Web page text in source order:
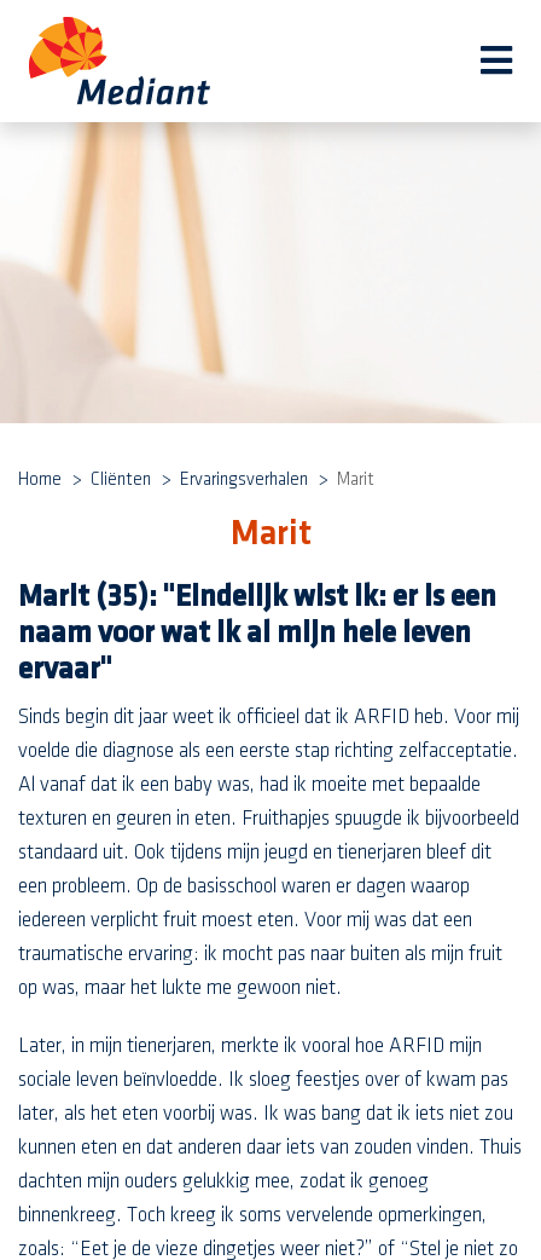
Home Cliënten Ervaringsverhalen Marit
Marit
Marit (35): "Eindelijk wist ik: er is een
naam voor wat ik al mijn hele leven
ervaar"
Sinds begin dit jaar weet ik officieel dat ik ARFID heb. Voor mij
voelde die diagnose als een eerste stap richting zelfacceptatie.
Al vanaf dat ik een baby was, had ik moeite met bepaalde
texturen en geuren in eten. Fruithapjes spuugde ik bijvoorbeeld
standaard uit. Ook tijdens mijn jeugd en tienerjaren bleef dit
een probleem. Op de basisschool waren er dagen waarop
iedereen verplicht fruit moest eten. Voor mij was dat een
traumatische ervaring: ik mocht pas naar buiten als mijn fruit
op was, maar het lukte me gewoon niet.
Later, in mijn tienerjaren, merkte ik vooral hoe ARFID mijn
sociale leven beïnvloedde. Ik sloeg feestjes over of kwam pas
later, als het eten voorbij was. Ik was bang dat ik iets niet zou
kunnen eten en dat anderen daar iets van zouden vinden. Thuis
dachten mijn ouders gelukkig mee, zodat ik genoeg
binnenkreeg. Toch kreeg ik soms vervelende opmerkingen,
zoals: “Eet je de vieze dingetjes weer niet?” of “Stel je niet zo